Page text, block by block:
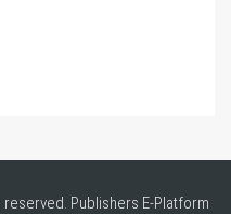
Publishers E-Platform